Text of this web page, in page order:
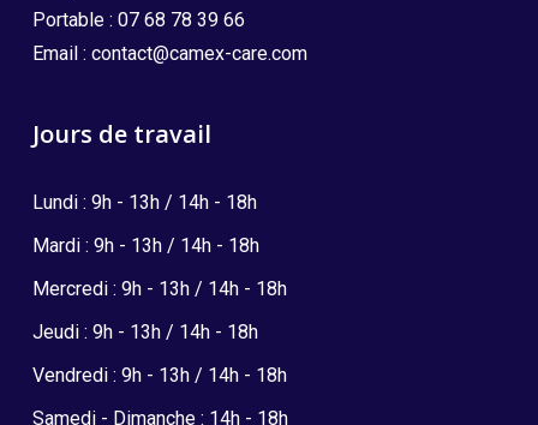
Portable : 07 68 78 39 66
Email : contact@camex-care.com
Jours de travail
Lundi : 9h - 13h / 14h - 18h
Mardi : 9h - 13h / 14h - 18h
Mercredi : 9h - 13h / 14h - 18h
Jeudi : 9h - 13h / 14h - 18h
Vendredi : 9h - 13h / 14h - 18h
Samedi - Dimanche : 14h - 18h